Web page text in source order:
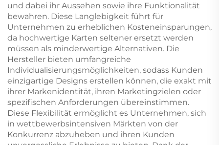
und dabei ihr Aussehen sowie ihre Funktionalität
bewahren. Diese Langlebigkeit führt für
Unternehmen zu erheblichen Kosteneinsparungen,
da hochwertige Karten seltener ersetzt werden
müssen als minderwertige Alternativen. Die
Hersteller bieten umfangreiche
Individualisierungsmöglichkeiten, sodass Kunden
einzigartige Designs erstellen können, die exakt mit
ihrer Markenidentität, ihren Marketingzielen oder
spezifischen Anforderungen übereinstimmen.
Diese Flexibilität ermöglicht es Unternehmen, sich
in wettbewerbsintensiven Märkten von der
Konkurrenz abzuheben und ihren Kunden